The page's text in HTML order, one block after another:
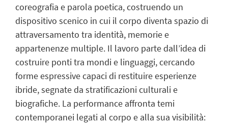
coreografia e parola poetica, costruendo un
dispositivo scenico in cui il corpo diventa spazio di
attraversamento tra identità, memorie e
appartenenze multiple. Il lavoro parte dall’idea di
costruire ponti tra mondi e linguaggi, cercando
forme espressive capaci di restituire esperienze
ibride, segnate da stratificazioni culturali e
biografiche. La performance affronta temi
contemporanei legati al corpo e alla sua visibilità: